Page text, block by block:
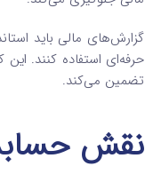
حرفه‌ای استفاده کنند.
تضمین می‌کند.
نقش